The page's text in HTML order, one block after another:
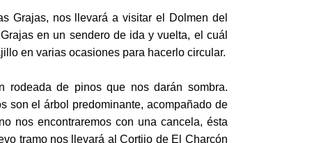
Grajas, nos llevará a visitar el Dolmen del
en un sendero de ida y vuelta, el cuál
en varias ocasiones para hacerlo circular.
rodeada de pinos que nos darán sombra.
son el árbol predominante, acompañado de
nos encontraremos con una cancela, ésta
tramo nos llevará al Cortijo de El Charcón